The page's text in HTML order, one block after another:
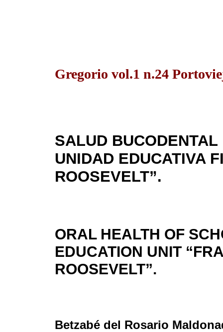
Gregorio vol.1 n.24
SALUD
UNIDAD EDUCATIVA
ROOSEVELT”.
ORAL HEALTH OF
EDUCATION UNIT
ROOSEVELT”.
Betzabé del Rosario